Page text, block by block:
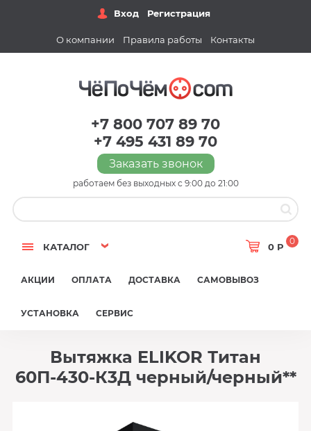
Вход Регистрация
О компании Правила работы Контакты
+7 800 707 89 70
+7 495 431 89 70
Заказать звонок
работаем без выходных с 9:00 до 21:00
КАТАЛОГ 0 Р
0
АКЦИИ ОПЛАТА ДОСТАВКА САМОВЫВОЗ
УСТАНОВКА СЕРВИС
Вытяжка ELIKOR Титан
60П-430-К3Д черный/черный**